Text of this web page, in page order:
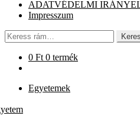
ADATVÉDELMI
Impresszum
Keresés
a
következőre:
0 Ft 0 termék
Egyetemek